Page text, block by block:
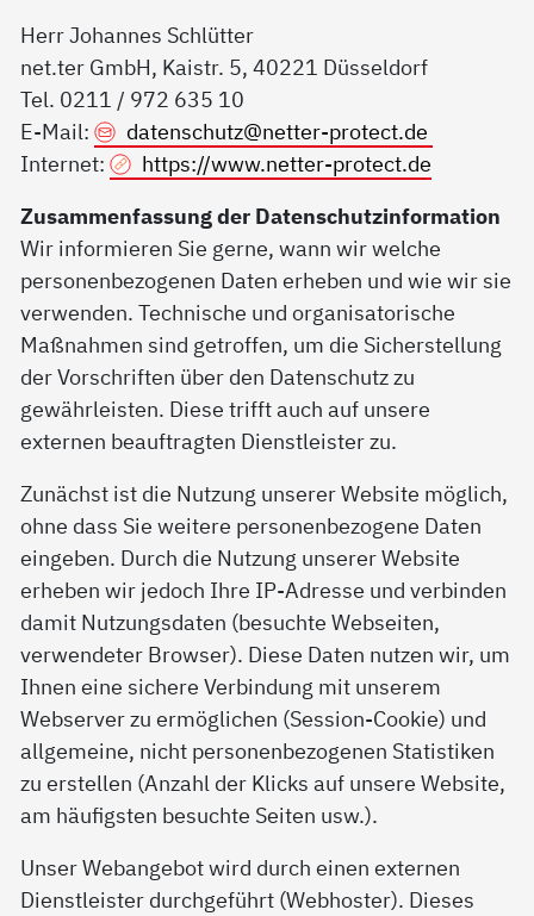
Herr Johannes Schlütter
net.ter GmbH, Kaistr. 5, 40221 Düsseldorf
Tel. 0211 / 972 635 10
E-Mail:
datenschutz@netter-protect.de
Internet:
https://www.netter-protect.de
Zusammenfassung der Datenschutzinformation
Wir informieren Sie gerne, wann wir welche
personenbezogenen Daten erheben und wie wir sie
verwenden. Technische und organisatorische
Maßnahmen sind getroffen, um die Sicherstellung
der Vorschriften über den Datenschutz zu
gewährleisten. Diese trifft auch auf unsere
externen beauftragten Dienstleister zu.
Zunächst ist die Nutzung unserer Website möglich,
ohne dass Sie weitere personenbezogene Daten
eingeben. Durch die Nutzung unserer Website
erheben wir jedoch Ihre IP-Adresse und verbinden
damit Nutzungsdaten (besuchte Webseiten,
verwendeter Browser). Diese Daten nutzen wir, um
Ihnen eine sichere Verbindung mit unserem
Webserver zu ermöglichen (Session-Cookie) und
allgemeine, nicht personenbezogenen Statistiken
zu erstellen (Anzahl der Klicks auf unsere Website,
am häufigsten besuchte Seiten usw.).
Unser Webangebot wird durch einen externen
Dienstleister durchgeführt (Webhoster). Dieses